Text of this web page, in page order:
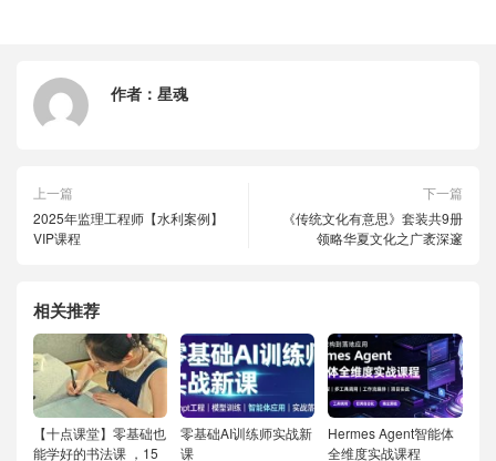
作者： 星魂
上一篇
2025年监理工程师【水利案例】
VIP课程
下一篇
《传统文化有意思》套装共9册
领略华夏文化之广袤深邃
相关推荐
【十点课堂】零基础也
能学好的书法课 ，15
零基础AI训练师实战新
课
Hermes Agent智能体
全维度实战课程